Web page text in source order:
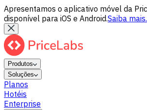
Apresentamos o aplicativo móvel da
disponível para iOS e Android.Saiba mais.
Produtos
Soluções
Planos
Hotéis
Enterprise